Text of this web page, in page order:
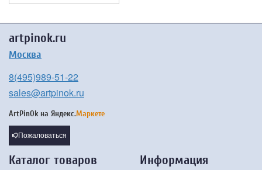
artpinok.ru
Москва
8(495)989-51-22
sales@artpinok.ru
ArtPinOk на Яндекс.Маркете
Пожаловаться
Каталог товаров Информация